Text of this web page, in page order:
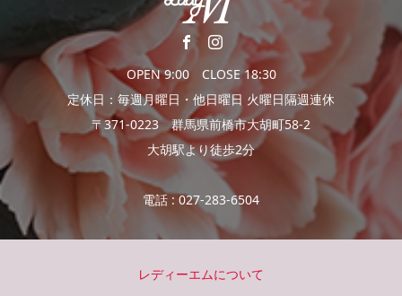
OPEN 9:00 CLOSE 18:30
定休日：毎週月曜日・他日曜日 火曜日隔週連休
〒371-0223 群馬県前橋市大胡町58-2
大胡駅より徒歩2分
電話 : 027-283-6504
レディーエムについて